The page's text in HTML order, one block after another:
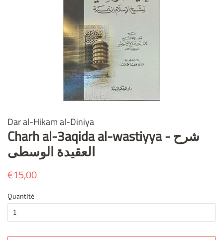
Dar al-Hikam al-Diniya
Charh al-3aqida al-wastiyya - شرح
العقيدة الوسطى
Prix
€15,00
Quantité